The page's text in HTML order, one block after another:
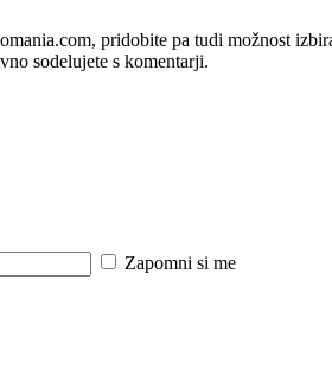
pridobite pa tudi možnost
sodelujete s komentarji.
Zapomni si me